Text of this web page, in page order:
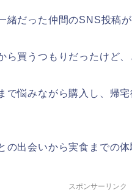
緒だった仲間のSNS投稿が
ら買うつもりだったけど
で悩みながら購入し、帰
の出会いから実食までの体
スポンサーリンク